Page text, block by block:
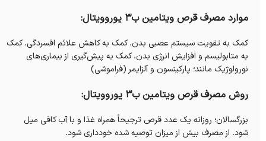
موارد مصرف قرص ویتامین ب3 یوروویتال:
کمک به تقویت سیستم عصبی بدن. کمک به کاهش علائم افسردگی. کمک
به متابولیسم و افزایش انرژی بدن. کمک به پیش‌گیری از بیماری‌های
نورولوژیک مانند؛ پارکینسون و آلزایمر (فراموشی)
روش مصرف قرص ویتامین ب3 یوروویتال:
بزرگسالان؛ روزانه یک عدد قرص ترجیحاً همراه غذا و با آب کافی میل
شود. از مصرف بیش از میزان توصیه شده خودداری شود.